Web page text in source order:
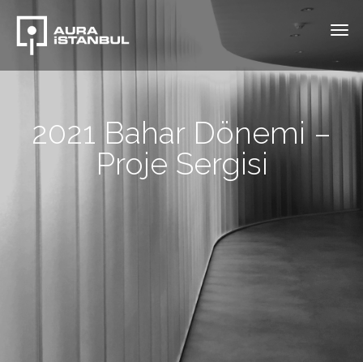
2021 Bahar Dönemi –
Proje Sergisi